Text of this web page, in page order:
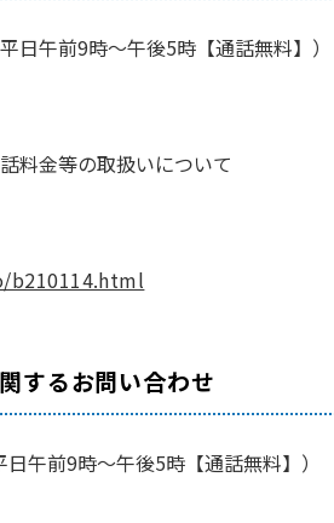
午前9時～午後5時【通話無料】）
料金等の取扱いについて
するお問い合わせ
午前9時～午後5時【通話無料】）